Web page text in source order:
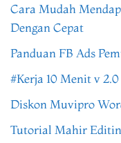
Cara Mudah
Dengan Cepat
Panduan FB Ads
#Kerja 10 Menit v 2.0
Diskon Muvipro
Tutorial Mahir